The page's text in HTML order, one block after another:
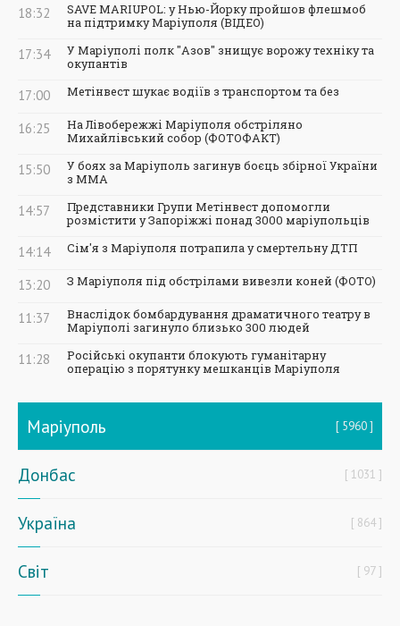
18:32
SAVE MARIUPOL: у Нью-Йорку пройшов флешмоб
на підтримку Маріуполя (ВІДЕО)
17:34
У Маріуполі полк "Азов" знищує ворожу техніку та
окупантів
17:00 Метінвест шукає водіїв з транспортом та без
16:25
На Лівобережжі Маріуполя обстріляно
Михайлівський собор (ФОТОФАКТ)
15:50
У боях за Маріуполь загинув боєць збірної України
з ММА
14:57
Представники Групи Метінвест допомогли
розмістити у Запоріжжі понад 3000 маріупольців
14:14 Сім'я з Маріуполя потрапила у смертельну ДТП
13:20 З Маріуполя під обстрілами вивезли коней (ФОТО)
11:37
Внаслідок бомбардування драматичного театру в
Маріуполі загинуло близько 300 людей
11:28
Російські окупанти блокують гуманітарну
операцію з порятунку мешканців Маріуполя
Маріуполь 5960
Донбас 1031
Україна 864
Світ 97